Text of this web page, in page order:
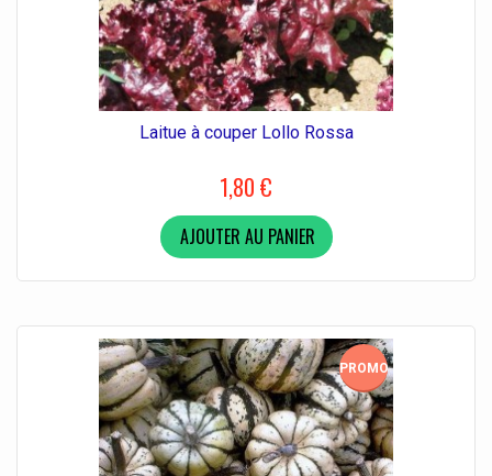
Laitue à couper Lollo Rossa
1,80 €
AJOUTER AU PANIER
PROMO!